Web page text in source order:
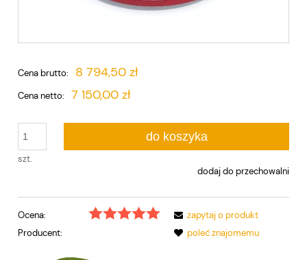
Cena brutto: 8 794,50 zł
Cena netto: 7 150,00 zł
szt.
do koszyka
dodaj do przechowalni
Ocena:
Producent:
zapytaj o produkt
poleć znajomemu